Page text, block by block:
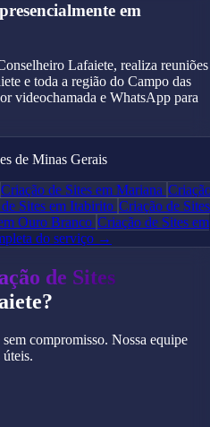
em
Lafaiete, realiza reuniões
e toda a região do Campo das
videochamada e WhatsApp para
de Minas Gerais
Criação de Sites em Mariana
Sites em Itabirito Criação de Sites
Ouro Branco Criação de Sites em
do serviço →
de Sites
compromisso. Nossa equipe
úteis.